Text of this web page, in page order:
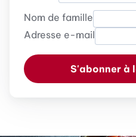
Nom de famille
Adresse e-mail
S'abonner à